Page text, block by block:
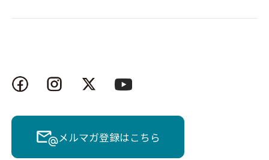
メルマガ登録はこちら